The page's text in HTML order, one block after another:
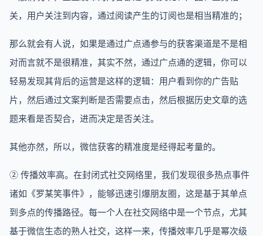
关，用户关注到内容，通过阅读产生的订阅也是相当精准的；
那么就会有人说，如果是通过广点通参与的获客渠道是不是相
对而言就不是很精准，其实不然，通过广点通的逻辑，你可以
轻易发现其背后的运营是这样的逻辑：用户看到你的广告贴
片，然后通过文案判断是否需要点击，然后根据历史文章的选
题来看是否契合，进而决定是否关注。
其他亦然，所以，微信获客的精准度是经得起考量的。
② 传播效率高。在封闭式社交网络里，我们发现很多热点事件
诸如《罗某笑事件》，能够迅速引爆朋友圈，这是基于其单点
到多点的传播路径。每一个人在社交网络中是一个节点，尤其
基于微信生态的熟人社交，这样一来，传播效率几乎是幂次级